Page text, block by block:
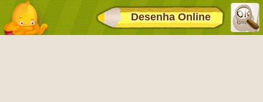
Desenha Online